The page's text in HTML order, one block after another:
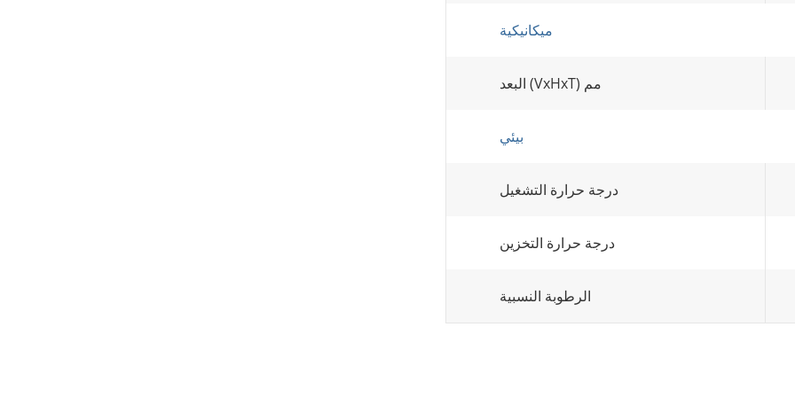
ميكانيكية
البعد (VxHxT) مم
بيئي
درجة حرارة التشغيل
درجة حرارة التخزين
الرطوبة النسبية